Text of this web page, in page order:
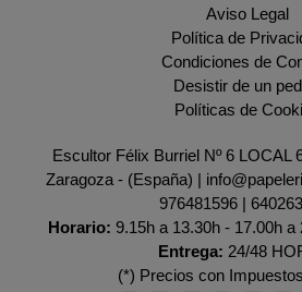
Aviso Legal
Política de
Condiciones de
Desistir de un
Políticas de
Escultor Félix Burriel Nº 6 LOCAL
Zaragoza - (España) |
976481596 |
Horario: 9.15h a 13.30h - 17.00h a
Entrega: 24/48
(*) Precios con